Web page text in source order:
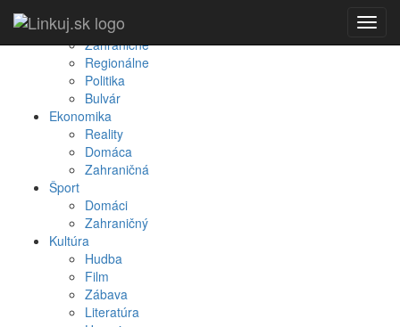
Domáce
Zahraničné
Regionálne
Politika
Bulvár
Ekonomika
Reality
Domáca
Zahraničná
Šport
Domáci
Zahraničný
Kultúra
Hudba
Film
Zábava
Literatúra